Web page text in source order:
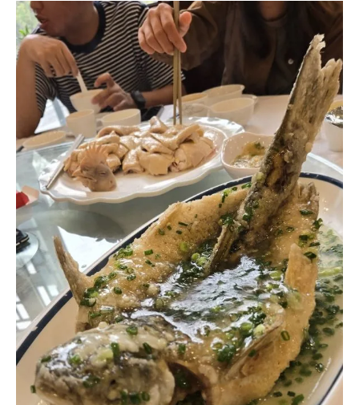
廣
州
美
食
。
中
國
】
海
晏
樓
–
白
天
鵝
賓
館
名
廚
坐
鎮